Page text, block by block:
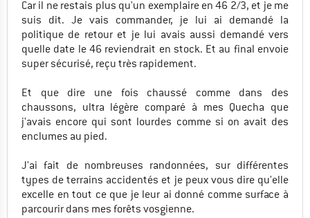
Car il ne restais plus qu'un exemplaire en 46 2/3, et je me
suis dit. Je vais commander, je lui ai demandé la
politique de retour et je lui avais aussi demandé vers
quelle date le 46 reviendrait en stock. Et au final envoie
super sécurisé, reçu très rapidement.
Et que dire une fois chaussé comme dans des
chaussons, ultra légère comparé à mes Quecha que
j'avais encore qui sont lourdes comme si on avait des
enclumes au pied.
J'ai fait de nombreuses randonnées, sur différentes
types de terrains accidentés et je peux vous dire qu'elle
excelle en tout ce que je leur ai donné comme surface à
parcourir dans mes forêts vosgienne.